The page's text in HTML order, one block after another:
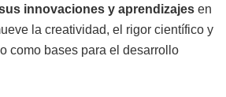
innovaciones y aprendizajes en
la creatividad, el rigor científico y
como bases para el desarrollo